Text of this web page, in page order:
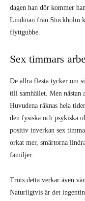
dagen han dör kommer
Lindman från Stockholm
flyttgubbe.
Sex timmars
De allra flesta tycker om
till samhället. Men nästan
Huvudena räknas hela
den fysiska och psykiska
positiv inverkan sex
orkat mer, smärtorna
familjer.
Trots detta verkar även
Naturligtvis är det